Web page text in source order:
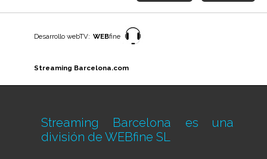
Desarrollo webTV: WEBfine
Streaming Barcelona.com
Streaming Barcelona es una
división de WEBfine SL